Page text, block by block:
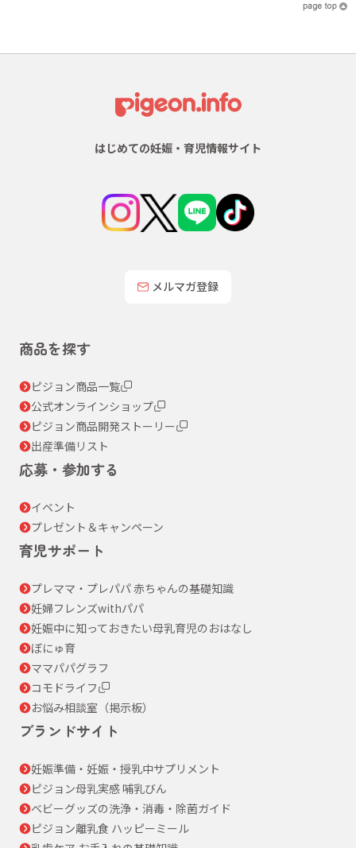
はじめての妊娠・育児情報サイト
メルマガ登録
商品を探す
ピジョン商品一覧
公式オンラインショップ
ピジョン商品開発ストーリー
出産準備リスト
応募・参加する
イベント
プレゼント＆キャンペーン
育児サポート
プレママ・プレパパ 赤ちゃんの基礎知識
妊婦フレンズwithパパ
妊娠中に知っておきたい母乳育児のおはなし
ぼにゅ育
ママパパグラフ
コモドライフ
お悩み相談室（掲示板）
ブランドサイト
妊娠準備・妊娠・授乳中サプリメント
ピジョン母乳実感 哺乳びん
ベビーグッズの洗浄・消毒・除菌ガイド
ピジョン離乳食 ハッピーミール